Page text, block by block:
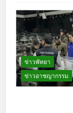
ข่าวพัทยา
ข่าวอาชญากรรม